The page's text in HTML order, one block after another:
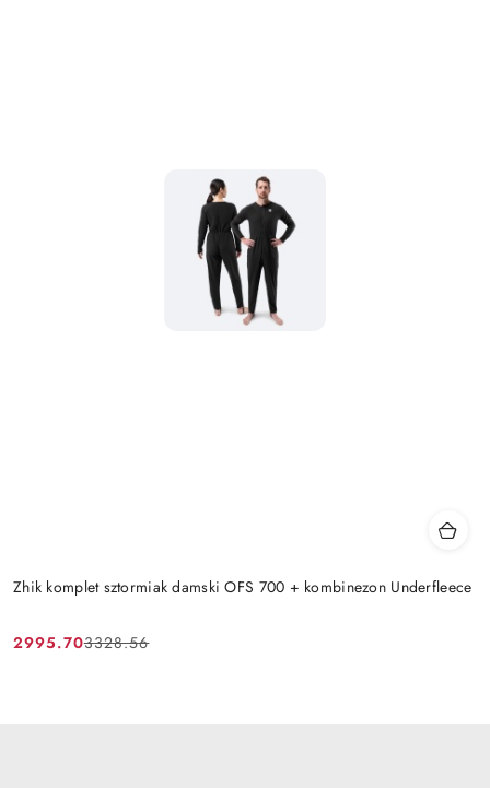
Zhik komplet sztormiak damski OFS 700 + kombinezon Underfleece
Cena
2995.70
Cena
3328.56